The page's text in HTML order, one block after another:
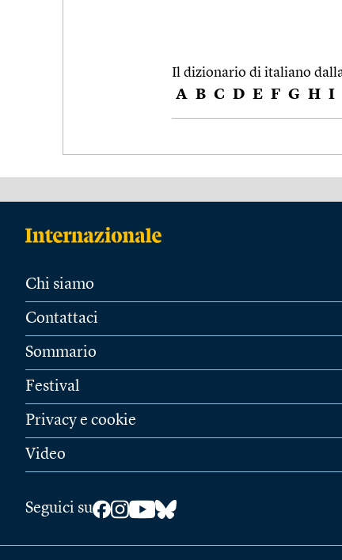
Il dizionario di italiano
A B C D E F G H I
Chi siamo
Contattaci
Sommario
Festival
Privacy e cookie
Video
Seguici su